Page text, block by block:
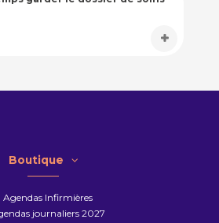
Boutique
Agendas Infirmières
journaliers 2027